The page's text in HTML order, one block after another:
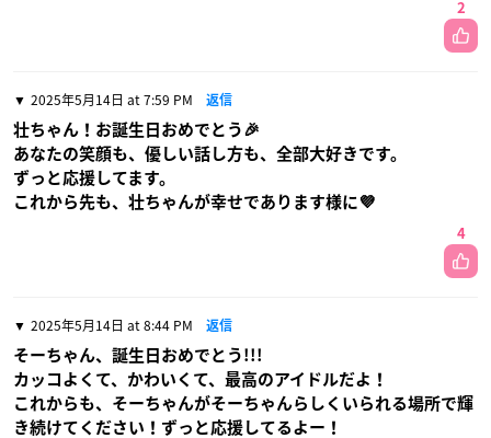
2
2025年5月14日 at 7:59 PM 返信
壮ちゃん！お誕生日おめでとう🎉
あなたの笑顔も、優しい話し方も、全部大好きです。
ずっと応援してます。
これから先も、壮ちゃんが幸せであります様に💜
4
2025年5月14日 at 8:44 PM 返信
そーちゃん、誕生日おめでとう!!!
カッコよくて、かわいくて、最高のアイドルだよ！
これからも、そーちゃんがそーちゃんらしくいられる場所で輝
き続けてください！ずっと応援してるよー！